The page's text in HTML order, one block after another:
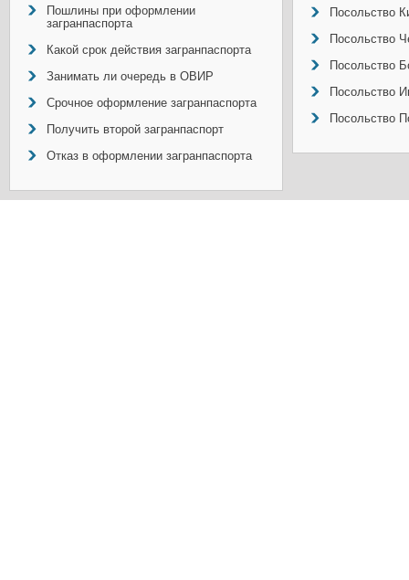
Пошлины при оформлении
загранпаспорта
Какой срок действия загранпаспорта
Занимать ли очередь в ОВИР
Срочное оформление загранпаспорта
Получить второй загранпаспорт
Отказ в оформлении загранпаспорта
Посольство
Посольство
Посольство
Посольство
Посольство